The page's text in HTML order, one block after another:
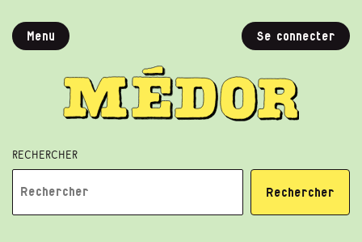
Menu Se connecter
Rechercher
Rechercher